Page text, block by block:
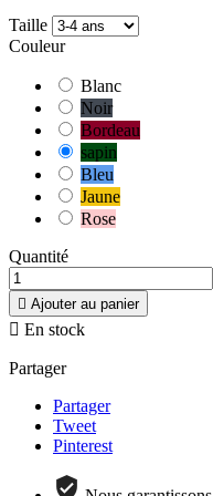
Taille
Couleur
Blanc
Noir
Bordeau
sapin
Bleu
Jaune
Rose
Quantité
 Ajouter au panier
 En stock
Partager
Partager
Tweet
Pinterest